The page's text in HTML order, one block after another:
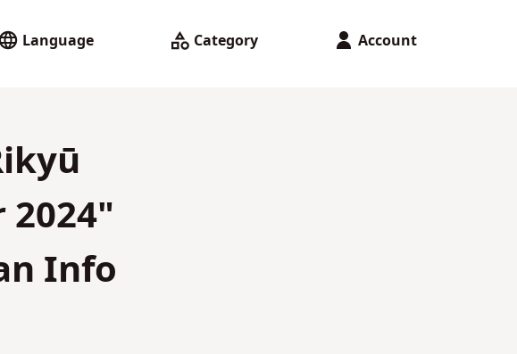
Language Category Account
Info